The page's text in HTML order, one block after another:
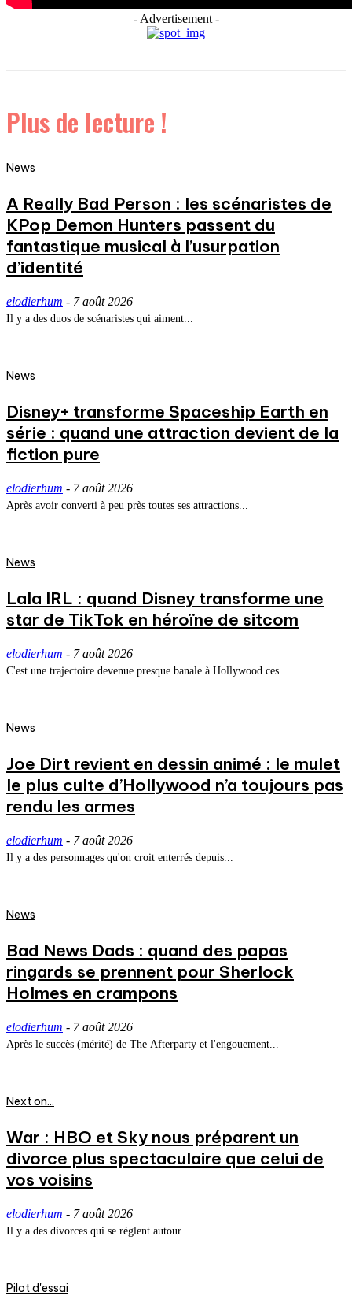
- Advertisement -
Plus de lecture !
News
A Really Bad Person : les scénaristes de
KPop Demon Hunters passent du
fantastique musical à l’usurpation
d’identité
elodierhum - 7 août 2026
Il y a des duos de scénaristes qui aiment...
News
Disney+ transforme Spaceship Earth en
série : quand une attraction devient de la
fiction pure
elodierhum - 7 août 2026
Après avoir converti à peu près toutes ses attractions...
News
Lala IRL : quand Disney transforme une
star de TikTok en héroïne de sitcom
elodierhum - 7 août 2026
C'est une trajectoire devenue presque banale à Hollywood ces...
News
Joe Dirt revient en dessin animé : le mulet
le plus culte d’Hollywood n’a toujours pas
rendu les armes
elodierhum - 7 août 2026
Il y a des personnages qu'on croit enterrés depuis...
News
Bad News Dads : quand des papas
ringards se prennent pour Sherlock
Holmes en crampons
elodierhum - 7 août 2026
Après le succès (mérité) de The Afterparty et l'engouement...
Next on...
War : HBO et Sky nous préparent un
divorce plus spectaculaire que celui de
vos voisins
elodierhum - 7 août 2026
Il y a des divorces qui se règlent autour...
Pilot d'essai